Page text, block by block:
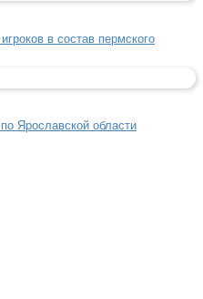
в состав пермского
Ярославской области